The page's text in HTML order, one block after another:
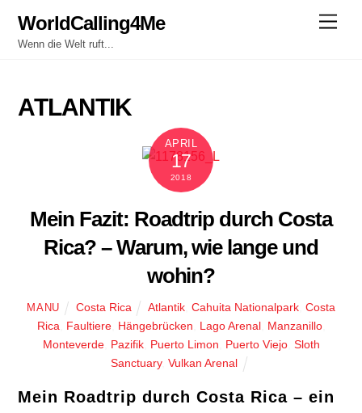
content
WorldCalling4Me
Wenn die Welt ruft...
ATLANTIK
APRIL
17
2018
Mein Fazit: Roadtrip durch Costa
Rica? – Warum, wie lange und
wohin?
MANU Costa Rica Atlantik, Cahuita Nationalpark, Costa
Rica
Faultiere, Hängebrücken Lago Arenal, Manzanillo,
Monteverde, Pazifik, Puerto Limon Puerto Viejo, Sloth
Sanctuary, Vulkan Arenal
Mein Roadtrip durch Costa Rica – ein